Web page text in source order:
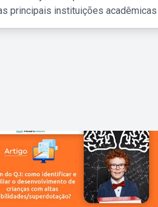
principais instituições acadêmicas